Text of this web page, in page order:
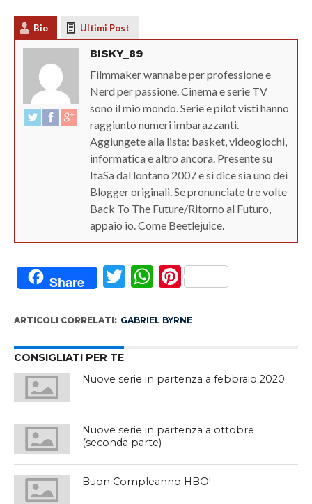
Bio Ultimi Post
BISKY_89
Filmmaker wannabe per professione e
Nerd per passione. Cinema e serie TV
sono il mio mondo. Serie e pilot visti hanno
raggiunto numeri imbarazzanti.
Aggiungete alla lista: basket, videogiochi,
informatica e altro ancora. Presente su
ItaSa dal lontano 2007 e si dice sia uno dei
Blogger originali. Se pronunciate tre volte
Back To The Future/Ritorno al Futuro,
appaio io. Come Beetlejuice.
Share Twitter
WhatsApp
Pinterest
ARTICOLI CORRELATI: GABRIEL BYRNE
CONSIGLIATI PER TE
Nuove serie in partenza a febbraio 2020
Nuove serie in partenza a ottobre
(seconda parte)
Buon Compleanno HBO!